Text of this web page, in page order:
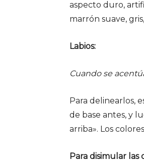
aspecto duro,
marrón suave,
Labios:
Cuando se
Para delinearlos,
de base antes, y
arriba». Los
Para disimular las